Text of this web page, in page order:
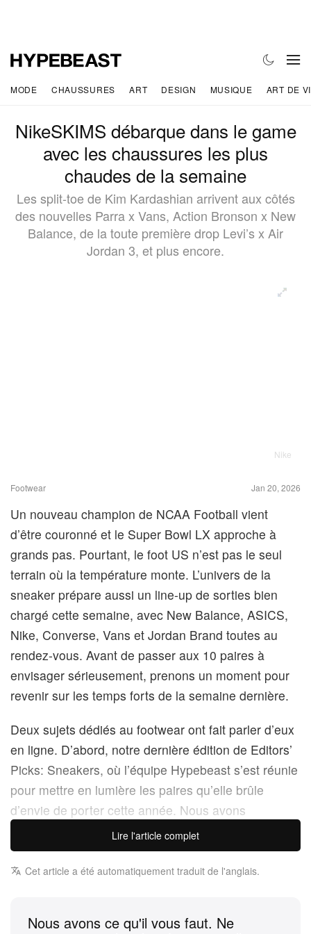
MODE CHAUSSURES ART DESIGN MUSIQUE ART DE
NikeSKIMS débarque dans le game
avec les chaussures les plus
chaudes de la semaine
Les split-toe de Kim Kardashian arrivent aux côtés
des nouvelles Parra x Vans, Action Bronson x New
Balance, de la toute première drop Levi’s x Air
Jordan 3, et plus encore.
Nike
Footwear Jan 20, 2026
Un nouveau champion de NCAA Football vient
d’être couronné et le Super Bowl LX approche à
grands pas. Pourtant, le foot US n’est pas le seul
terrain où la température monte. L’univers de la
sneaker prépare aussi un line-up de sorties bien
chargé cette semaine, avec New Balance, ASICS,
Nike, Converse, Vans et Jordan Brand toutes au
rendez-vous. Avant de passer aux 10 paires à
envisager sérieusement, prenons un moment pour
revenir sur les temps forts de la semaine dernière.
Deux sujets dédiés au footwear ont fait parler d’eux
en ligne. D’abord, notre dernière édition de Editors’
Picks: Sneakers, où l’équipe Hypebeast s’est réunie
pour mettre en lumière les paires qu’elle brûle
d’envie de porter cette année. Nous avons
également fait équipe avec Spike Lee pour
présenter la collection Levi’s x Air Jordan 3, qui fera
ses débuts plus tard cette semaine.
Lire l'article complet
Cet article a été automatiquement traduit de l'anglais.
Nous avons ce qu'il vous faut. Ne